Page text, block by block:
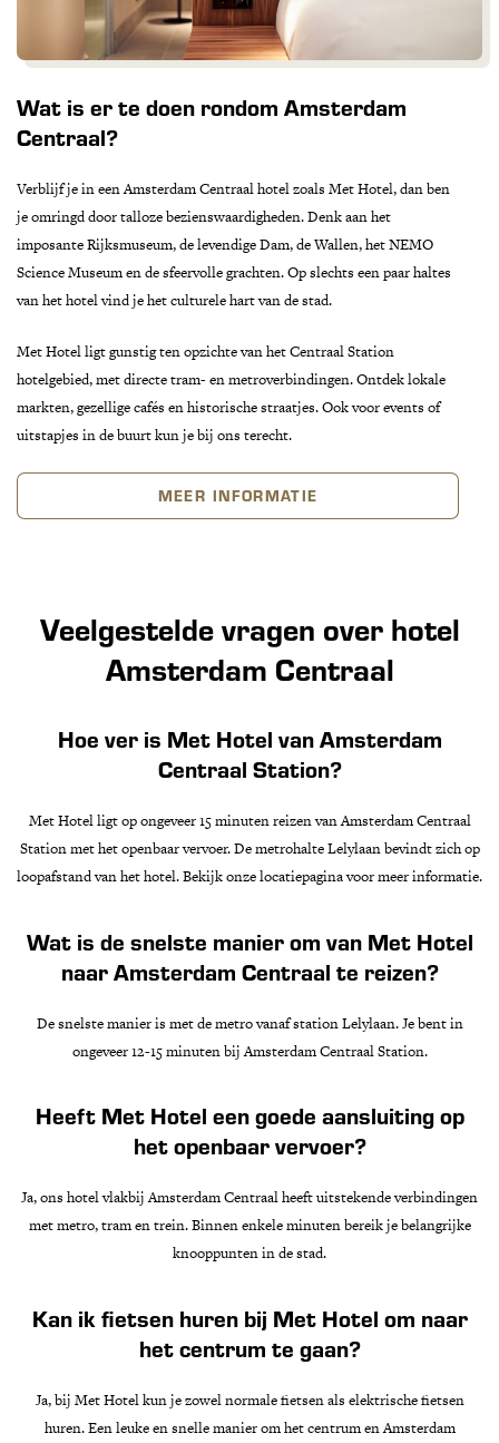
Wat is er te doen rondom Amsterdam
Centraal?
Verblijf je in een Amsterdam Centraal hotel zoals Met Hotel, dan ben
je omringd door talloze bezienswaardigheden. Denk aan het
imposante Rijksmuseum, de levendige Dam, de Wallen, het NEMO
Science Museum en de sfeervolle grachten. Op slechts een paar haltes
van het hotel vind je het culturele hart van de stad.
Met Hotel ligt gunstig ten opzichte van het Centraal Station
hotelgebied, met directe tram- en metroverbindingen. Ontdek lokale
markten, gezellige cafés en historische straatjes. Ook voor events of
uitstapjes in de buurt kun je bij ons terecht.
MEER INFORMATIE
Veelgestelde vragen over hotel
Amsterdam Centraal
Hoe ver is Met Hotel van Amsterdam
Centraal Station?
Met Hotel ligt op ongeveer 15 minuten reizen van Amsterdam Centraal
Station met het openbaar vervoer. De metrohalte Lelylaan bevindt zich op
loopafstand van het hotel. Bekijk onze locatiepagina voor meer informatie.
Wat is de snelste manier om van Met Hotel
naar Amsterdam Centraal te reizen?
De snelste manier is met de metro vanaf station Lelylaan. Je bent in
ongeveer 12-15 minuten bij Amsterdam Centraal Station.
Heeft Met Hotel een goede aansluiting op
het openbaar vervoer?
Ja, ons hotel vlakbij Amsterdam Centraal heeft uitstekende verbindingen
met metro, tram en trein. Binnen enkele minuten bereik je belangrijke
knooppunten in de stad.
Kan ik fietsen huren bij Met Hotel om naar
het centrum te gaan?
Ja, bij Met Hotel kun je zowel normale fietsen als elektrische fietsen
huren. Een leuke en snelle manier om het centrum en Amsterdam